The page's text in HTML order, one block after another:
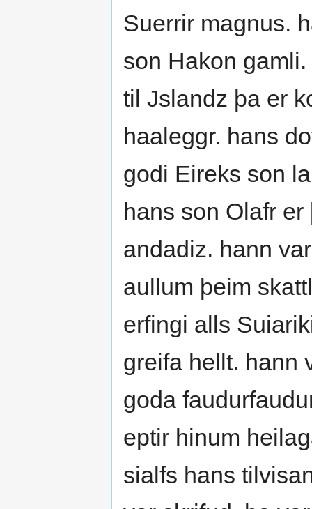
Suerrir magnus.
son Hakon
til Jslandz þa er
haaleggr. hans
godi Eireks son
hans son Olafr
andadiz. hann
aullum þeim
erfingi alls
greifa hellt. hann
goda
eptir hinum
sialfs hans